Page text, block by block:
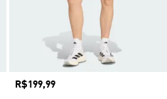
Preço
R$199,99